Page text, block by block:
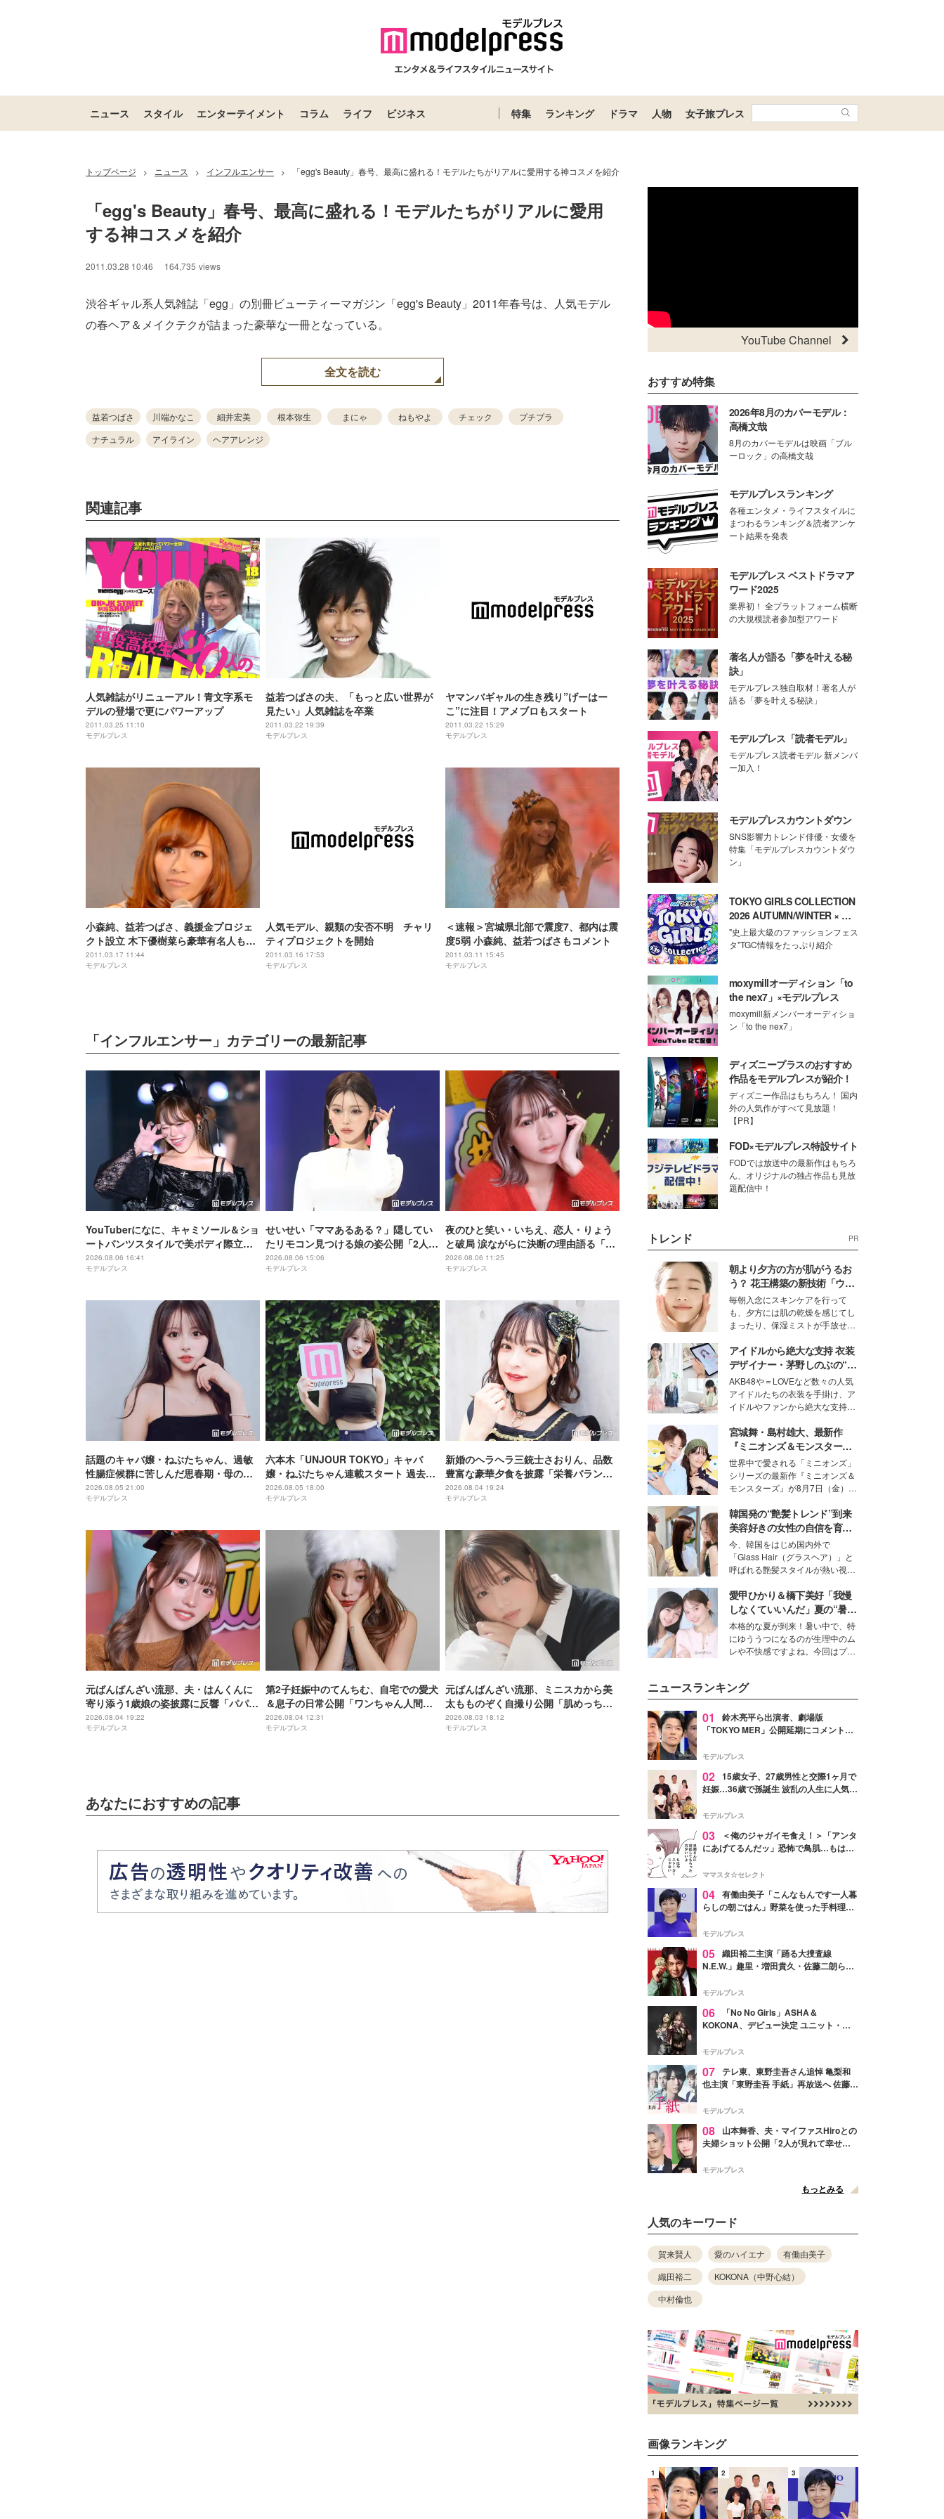
ニュース スタイル エンターテイメント コラム ライフ ビジネス 特集 ランキング ドラマ 人物 女子旅プレス
トップページ > ニュース > インフルエンサー > 「egg's Beauty」春号、最高に盛れる！モデルたちがリアルに愛用する神コスメを紹介
「egg's Beauty」春号、最高に盛れる！モデルたちがリアルに愛用
する神コスメを紹介
2011.03.28 10:46 164,735 views
渋谷ギャル系人気雑誌「egg」の別冊ビューティーマガジン「egg's Beauty」2011年春号は、人気モデル
の春ヘア＆メイクテクが詰まった豪華な一冊となっている。
全文を読む
益若つばさ 川端かなこ 細井宏美 根本弥生 まにゃ ねもやよ チェック
プチプラ
ナチュラル
アイライン ヘアアレンジ
関連記事
人気雑誌がリニューアル！青文字系モ
デルの登場で更にパワーアップ
2011.03.25 11:10
モデルプレス
益若つばさの夫、「もっと広い世界が
見たい」人気雑誌を卒業
2011.03.22 19:39
モデルプレス
ヤマンバギャルの生き残り”げーはー
こ”に注目！アメブロもスタート
2011.03.22 15:29
モデルプレス
小森純、益若つばさ、義援金プロジェ
クト設立 木下優樹菜ら豪華有名人も賛
同
2011.03.17 11:44
モデルプレス
人気モデル、親類の安否不明 チャリ
ティプロジェクトを開始
2011.03.16 17:53
モデルプレス
＜速報＞宮城県北部で震度7、都内は震
度5弱 小森純、益若つばさもコメント
2011.03.11 15:45
モデルプレス
「インフルエンサー」カテゴリーの最新記事
YouTuberになに、キャミソール＆ショ
ートパンツスタイルで美ボディ際立つ
「脚綺麗で羨ましい」「肩ライン美し
すぎ」
2026.08.06 16:41
モデルプレス
せいせい「ママあるある？」隠してい
たリモコン見つける娘の姿公開「2人と
も可愛い」「ほっこり」の声
2026.08.06 15:06
モデルプレス
夜のひと笑い・いちえ、恋人・りょう
と破局 涙ながらに決断の理由語る「フ
ァンの人とか家族に申し訳ない」2025
年6月に復縁していた
2026.08.06 11:25
モデルプレス
話題のキャバ嬢・ねぶたちゃん、過敏
性腸症候群に苦しんだ思春期・母の蒸
発…“どん底からの脱出劇”「生きるの
って大変」人生変えた言葉とは【イン
2026.08.05 21:00
モデルプレス
六本木「UNJOUR TOKYO」キャバ
嬢・ねぶたちゃん連載スタート 過去の
葛藤・美の秘訣・素顔に迫る
2026.08.05 18:00
モデルプレス
新婚のヘラヘラ三銃士さおりん、品数
豊富な豪華夕食を披露「栄養バランス
ばっちり」「丁寧な食卓憧れる」
2026.08.04 19:24
モデルプレス
元ばんばんざい流那、夫・はんくんに
寄り添う1歳娘の姿披露に反響「パパ好
きなんだね」「可愛くてキュンキュン
しちゃう」
2026.08.04 19:22
モデルプレス
第2子妊娠中のてんちむ、自宅での愛犬
＆息子の日常公開「ワンちゃん人間み
たいに立っててすごい」「お部屋綺
麗」の声
2026.08.04 12:31
モデルプレス
元ばんばんざい流那、ミニスカから美
太もものぞく自撮り公開「肌めっちゃ
綺麗」「美脚すぎる」と反響
2026.08.03 18:12
モデルプレス
あなたにおすすめの記事
YouTube Channel
おすすめ特集
2026年8月のカバーモデル：
高橋文哉
8月のカバーモデルは映画「ブル
ーロック」の高橋文哉
モデルプレスランキング
各種エンタメ・ライフスタイルに
まつわるランキング＆読者アンケ
ート結果を発表
モデルプレス ベストドラマア
ワード2025
業界初！ 全プラットフォーム横断
の大規模読者参加型アワード
著名人が語る「夢を叶える秘
訣」
モデルプレス独自取材！著名人が
語る「夢を叶える秘訣」
モデルプレス「読者モデル」
モデルプレス読者モデル 新メンバ
ー加入！
モデルプレスカウントダウン
SNS影響力トレンド俳優・女優を
特集「モデルプレスカウントダウ
ン」
TOKYO GIRLS COLLECTION
2026 AUTUMN/WINTER × モ
デルプレス
"史上最大級のファッションフェス
タ"TGC情報をたっぷり紹介
moxymillオーディション「to
the nex7」×モデルプレス
moxymill新メンバーオーディショ
ン「to the nex7」
ディズニープラスのおすすめ
作品をモデルプレスが紹介！
ディズニー作品はもちろん！ 国内
外の人気作がすべて見放題！
【PR】
FOD×モデルプレス特設サイト
FODでは放送中の最新作はもちろ
ん、オリジナルの独占作品も見放
題配信中！
トレンド PR
朝より夕方の方が肌がうるお
う？ 花王構築の新技術「ウォ
ーターキャプチャリングスキ
ン（捕水肌）」がスキンケア
の常識を変える予感
毎朝入念にスキンケアを行って
も、夕方には肌の乾燥を感じてし
まったり、保湿ミストが手放せな
な美容の常識を大きく変える可能
性を秘めた、革新的な「Water
Capturing Skin（ウォーターキャ
プチャリングスキン：捕水肌）」
技術を、花王が構築した。
アイドルから絶大な支持 衣装
デザイナー・茅野しのぶの“可
愛い”を作る美学＜「シチズン
クロスシー」インタビュー＞
AKB48や＝LOVEなど数々の人気
アイドルたちの衣装を手掛け、ア
イドルやファンから絶大な支持を
取締役兼クリエイティブディレク
ター・茅野しのぶ。一人ひとりの
個性に寄り添い、魅力を引き出す
衣装作りは、多くの女性たちに勇
気と自信を与え続けている。
宮城舞・島村雄大、最新作
『ミニオンズ＆モンスター
ズ』の魅力熱弁 ハチャメチャ
だけじゃない“友情と絆”に感
動
世界中で愛される「ミニオンズ」
シリーズの最新作『ミニオンズ＆
モンスターズ』が8月7日（金）に
ニオン好き”という共通点を持つモ
デルの宮城舞と島村雄大の特別対
談をお届け！それぞれの視点か
ら、今作ならではの魅力や予想外
の感動をもたらす奥深いストーリ
ーについて熱く語り合ってもらっ
た。
韓国発の“艶髪トレンド”到来
美容好きの女性の自信を育む
「ヘアケア事情」って？
今、韓国をはじめ国内外で
「Glass Hair（グラスヘア）」と
呼ばれる艶髪スタイルが熱い視線
ションの完成度を高めるベースと
して、“髪そのものの美しさ”に改
めて注目する人が増えている様
子。今回は、そんな憧れの艶やか
な髪を日常で叶える、美容好きの
女性たちのヘアケア事情を紹介し
愛甲ひかり＆橋下美好「我慢
しなくていいんだ」夏の“暑さ
対策”の新しい選択肢とは？
本格的な夏が到来！暑い中で、特
にゆううつになるのが生理中のム
レや不快感ですよね。今回はプラ
好さんを迎えて本音で女子会トー
ク。猛暑のお出かけを快適に過ご
すヒントや、2人が感動した夏の
生理の新常識にも迫りました。
ニュースランキング
01
鈴木亮平ら出演者、劇場版
「TOKYO MER」公開延期にコメント
最大の敬意とエールを」
モデルプレス
02 15歳女子、27歳男性と交際1ヶ月で
妊娠…36歳で孫誕生 波乱の人生に人気タ
よ！」
モデルプレス
03
＜俺のジャガイモ食え！＞「アンタ
にあげてるんだッ」恐怖で鳥肌…もはや
ママスタ☆セレクト
04 有働由美子「こんなもんです一人暮
らしの朝ごはん」野菜を使った手料理公
そう」と反響
モデルプレス
05 織田裕二主演「踊る大捜査線
N.E.W.」趣里・増田貴久・佐藤二朗ら新
徴する“謎のキーワード”も
モデルプレス
06
「No No Girls」ASHA＆
KOKONA、デビュー決定 ユニット・
リリースへ
モデルプレス
07 テレ東、東野圭吾さん追悼 亀梨和
也主演「東野圭吾 手紙」再放送へ 佐藤隆
モデルプレス
08
山本舞香、夫・マイファスHiroとの
夫婦ショット公開「2人が見れて幸せ」
モデルプレス
もっとみる
人気のキーワード
賀来賢人 愛のハイエナ
有働由美子
織田裕二
KOKONA（中野心結）
中村倫也
画像ランキング
1 2 3